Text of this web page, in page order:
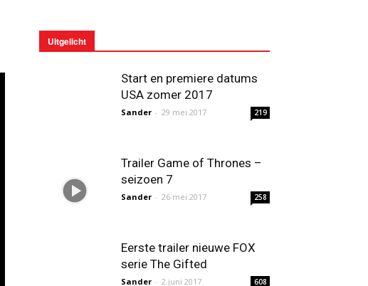
Uitgelicht
Start en premiere datums
USA zomer 2017
Sander - 29 mei 2017 219
Trailer Game of Thrones –
seizoen 7
Sander - 26 mei 2017 258
Eerste trailer nieuwe FOX
serie The Gifted
Sander - 2 juni 2017 608